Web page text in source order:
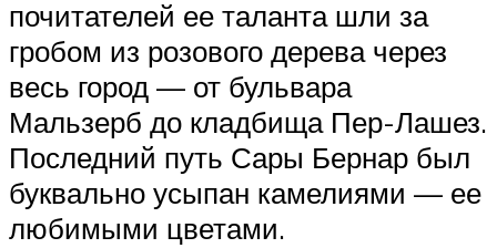
почитателей ее таланта шли за
гробом из розового дерева через
весь город — от бульвара
Мальзерб до кладбища Пер-Лашез.
Последний путь Сары Бернар был
буквально усыпан камелиями — ее
любимыми цветами.